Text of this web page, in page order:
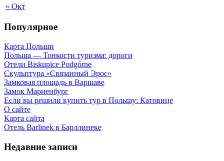
« Окт
Популярное
Карта Польши
Польша — Тонкости туризма: дороги
Отели Biskupice Podgórne
Скульптура «Связанный Эрос»
Замковая площадь в Варшаве
Замок Мариенбург
Если вы решили купить тур в Польшу: Катовице
О сайте
Карта сайта
Отель Barlinek в Барллинеке
Недавние записи